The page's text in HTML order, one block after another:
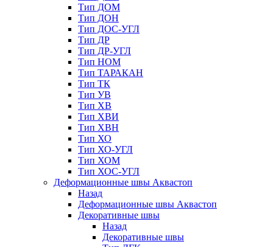
Тип ДОМ
Тип ДОН
Тип ДОС-УГЛ
Тип ДР
Тип ДР-УГЛ
Тип НОМ
Тип ТАРАКАН
Тип ТК
Тип УВ
Тип ХВ
Тип ХВИ
Тип ХВН
Тип ХО
Тип ХО-УГЛ
Тип ХОМ
Тип ХОС-УГЛ
Деформационные швы Аквастоп
Назад
Деформационные швы Аквастоп
Декоративные швы
Назад
Декоративные швы